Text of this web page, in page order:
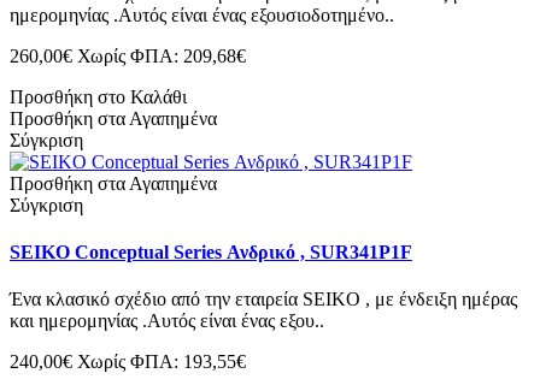
ημερομηνίας .Αυτός είναι ένας εξουσιοδοτημένο..
260,00€ Χωρίς ΦΠΑ: 209,68€
Προσθήκη στο Καλάθι
Προσθήκη στα Αγαπημένα
Σύγκριση
Προσθήκη στα Αγαπημένα
Σύγκριση
SEIKO Conceptual Series Ανδρικό , SUR341P1F
Ένα κλασικό σχέδιο από την εταιρεία SEIKO , με ένδειξη ημέρας
και ημερομηνίας .Αυτός είναι ένας εξου..
240,00€ Χωρίς ΦΠΑ: 193,55€